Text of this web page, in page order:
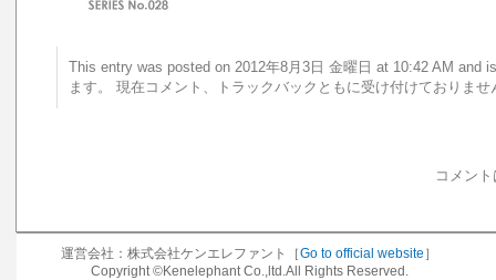
This entry was posted on 2012年8月3日 金曜日 at 10:42 AM
ます。 現在コメント、トラックバックともに受け付けておりませ
コメン
運営会社：株式会社ケンエレファント［Go to official website ］
Copyright ©Kenelephant Co.,ltd.All Rights Reserved.